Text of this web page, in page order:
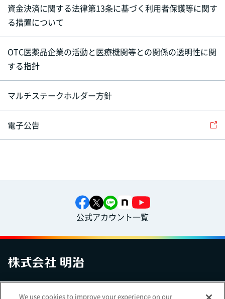
資金決済に関する法律第13条に基づく利用者保護等に関す
る措置について
OTC医薬品企業の活動と医療機関等との関係の透明性に関
する指針
マルチステークホルダー方針
電子公告
公式アカウント一覧
We use cookies to improve your experience on our